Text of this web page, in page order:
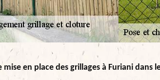
mise en place des grillages à Furiani dans